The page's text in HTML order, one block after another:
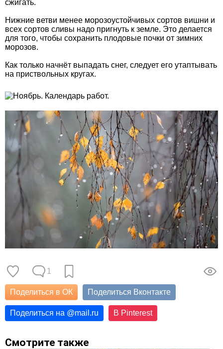
сжигать.
Нижние ветви менее морозоустойчивых сортов вишни и
всех сортов сливы надо пригнуть к земле. Это делается
для того, чтобы сохранить плодовые почки от зимних
морозов.
Как только начнёт выпадать снег, следует его утаптывать
на приствольных кругах.
1
Поделиться в ОК Поделиться Вконтакте
Поделиться на @mail.ru В Pinterest
Смотрите также